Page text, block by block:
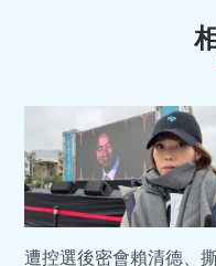
遭控選後密會賴清德、